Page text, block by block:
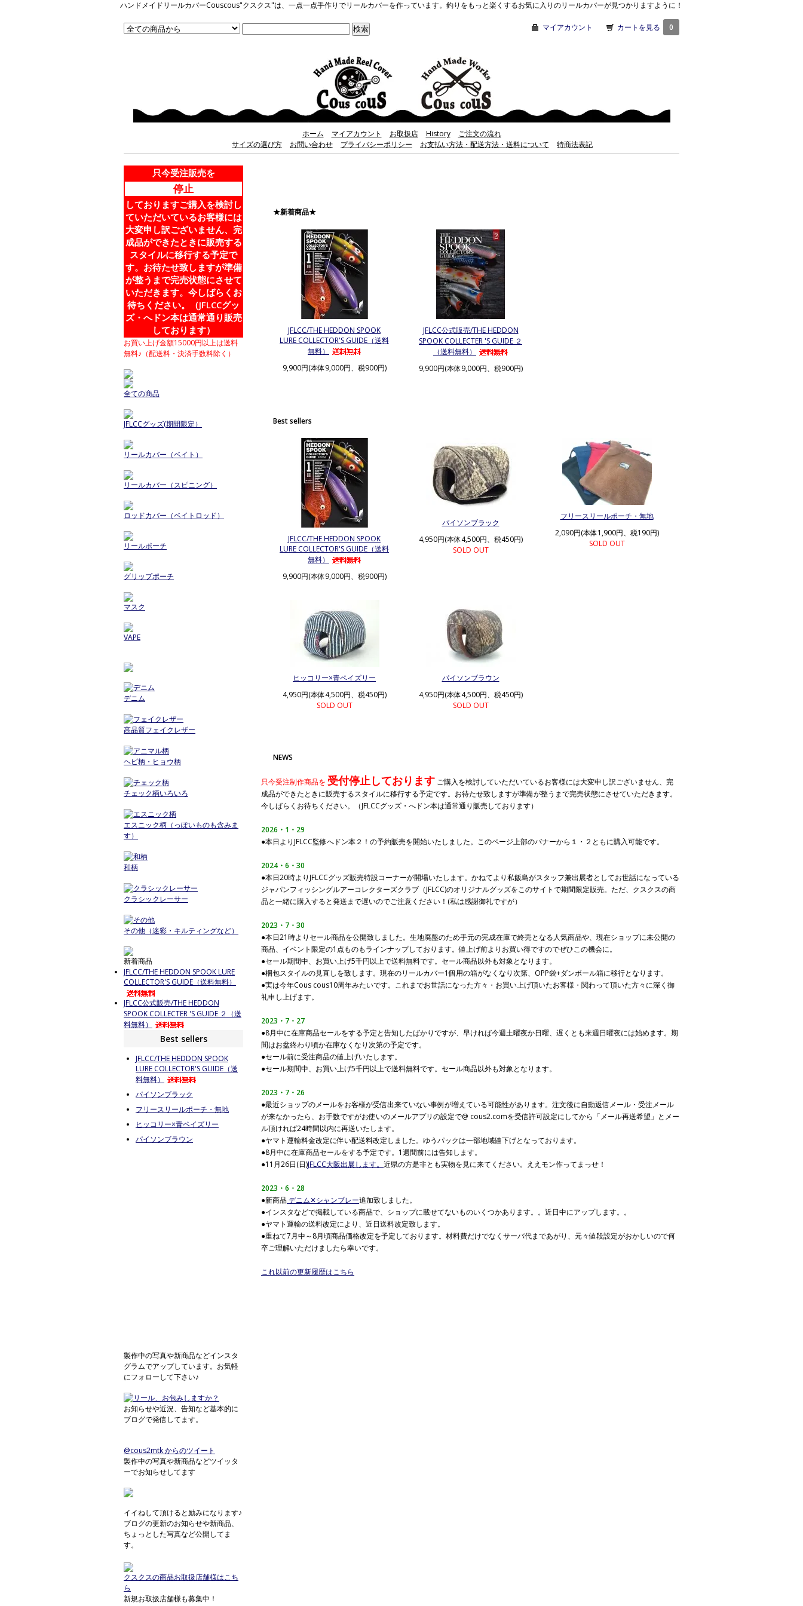
ハンドメイドリールカバーCouscous"クスクス"は、一点一点手作りでリールカバーを作っています。釣りをもっと楽くするお気に入りのリールカバーが見つかりますように！
マイアカウント カートを見る 0
ホーム マイアカウント お取扱店 History
ご注文の流れ
サイズの選び方
お問い合わせ プライバシーポリシー お支払い方法・配送方法・送料について 特商法表記
★新着商品★
JFLCC/THE HEDDON SPOOK
LURE COLLECTOR'S GUIDE（送料
無料）
9,900円(本体9,000円、税900円)
JFLCC公式販売/THE HEDDON
SPOOK COLLECTER 'S GUIDE ２
（送料無料）
9,900円(本体9,000円、税900円)
Best sellers
JFLCC/THE HEDDON SPOOK
LURE COLLECTOR'S GUIDE（送料
無料）
9,900円(本体9,000円、税900円)
パイソンブラック
4,950円(本体4,500円、税450円)
SOLD OUT
フリースリールポーチ・無地
2,090円(本体1,900円、税190円)
SOLD OUT
ヒッコリー×青ペイズリー
4,950円(本体4,500円、税450円)
SOLD OUT
パイソンブラウン
4,950円(本体4,500円、税450円)
SOLD OUT
NEWS
只今受注制作商品を 受付停止しております ご購入を検討していただいているお客様には大変申し訳ございません、完
成品ができたときに販売するスタイルに移行する予定です。お待たせ致しますが準備が整うまで完売状態にさせていただきます。
今しばらくお待ちください。（JFLCCグッズ・へドン本は通常通り販売しております）
2026・1・29
●本日よりJFLCC監修へドン本２！の予約販売を開始いたしました。このページ上部のバナーから１・２ともに購入可能です。
2024・6・30
●本日20時よりJFLCCグッズ販売特設コーナーが開場いたします。かねてより私飯島がスタッフ兼出展者としてお世話になっている
ジャパンフィッシングルアーコレクターズクラブ（JFLCC)のオリジナルグッズをこのサイトで期間限定販売。ただ、クスクスの商
品と一緒に購入すると発送まで遅いのでご注意ください！(私は感謝御礼ですが）
2023・7・30
●本日21時よりセール商品を公開致しました。生地廃盤のため手元の完成在庫で終売となる人気商品や、現在ショップに未公開の
商品、イベント限定の1点ものもラインナップしております。値上げ前よりお買い得ですのでぜひこの機会に。
●セール期間中、お買い上げ5千円以上で送料無料です。セール商品以外も対象となります。
●梱包スタイルの見直しを致します。現在のリールカバー1個用の箱がなくなり次第、OPP袋+ダンボール箱に移行となります。
●実は今年Cous cous10周年みたいです。これまでお世話になった方々・お買い上げ頂いたお客様・関わって頂いた方々に深く御
礼申し上げます。
2023・7・27
●8月中に在庫商品セールをする予定と告知したばかりですが、早ければ今週土曜夜か日曜、遅くとも来週日曜夜には始めます。期
間はお盆終わり頃か在庫なくなり次第の予定です。
●セール前に受注商品の値上げいたします。
●セール期間中、お買い上げ5千円以上で送料無料です。セール商品以外も対象となります。
2023・7・26
●最近ショップのメールをお客様が受信出来ていない事例が増えている可能性があります。注文後に自動返信メール・受注メール
が来なかったら、お手数ですがお使いのメールアプリの設定で@ cous2.comを受信許可設定にしてから「メール再送希望」とメー
ル頂ければ24時間以内に再送いたします。
●ヤマト運輸料金改定に伴い配送料改定しました。ゆうパックは一部地域値下げとなっております。
●8月中に在庫商品セールをする予定です。1週間前には告知します。
●11月26日(日)JFLCC大阪出展します。 近県の方是非とも実物を見に来てください。ええモン作ってまっせ！
2023・6・28
●新商品デニム✕シャンブレー追加致しました。
●インスタなどで掲載している商品で、ショップに載せてないものいくつかあります。。近日中にアップします。。
●ヤマト運輸の送料改定により、近日送料改定致します。
●重ねて7月中～8月頃商品価格改定を予定しております。材料費だけでなくサーバ代まであがり、元々値段設定がおかしいので何
卒ご理解いただけましたら幸いです。
これ以前の更新履歴はこちら
只今受注販売を
停止
しておりますご購入を検討し
ていただいているお客様には
大変申し訳ございません、完
成品ができたときに販売する
スタイルに移行する予定で
す。お待たせ致しますが準備
が整うまで完売状態にさせて
いただきます。今しばらくお
待ちください。（JFLCCグッ
ズ・へドン本は通常通り販売
しております）
お買い上げ金額15000円以上は送料
無料♪（配送料・決済手数料除く）
全ての商品
JFLCCグッズ(期間限定）
リールカバー（ベイト）
リールカバー（スピニング）
ロッドカバー（ベイトロッド）
リールポーチ
グリップポーチ
マスク
VAPE
デニム
高品質フェイクレザー
ヘビ柄・ヒョウ柄
チェック柄いろいろ
エスニック柄（っぽいものも含みま
す）
和柄
クラシックレーサー
その他（迷彩・キルティングなど）
新着商品
JFLCC/THE HEDDON SPOOK LURE
COLLECTOR'S GUIDE（送料無料）
JFLCC公式販売/THE HEDDON
SPOOK COLLECTER 'S GUIDE ２（送
料無料）
Best sellers
JFLCC/THE HEDDON SPOOK
LURE COLLECTOR'S GUIDE（送
料無料）
パイソンブラック
フリースリールポーチ・無地
ヒッコリー×青ペイズリー
パイソンブラウン
製作中の写真や新商品などインスタ
グラムでアップしています。お気軽
にフォローして下さい♪
お知らせや近況、告知など基本的に
ブログで発信してます。
@cous2mtk からのツイート
製作中の写真や新商品などツイッタ
ーでお知らせしてます
イイねして頂けると励みになります♪
ブログの更新のお知らせや新商品、
ちょっとした写真など公開してま
す。
クスクスの商品お取扱店舗様はこち
ら
新規お取扱店舗様も募集中！